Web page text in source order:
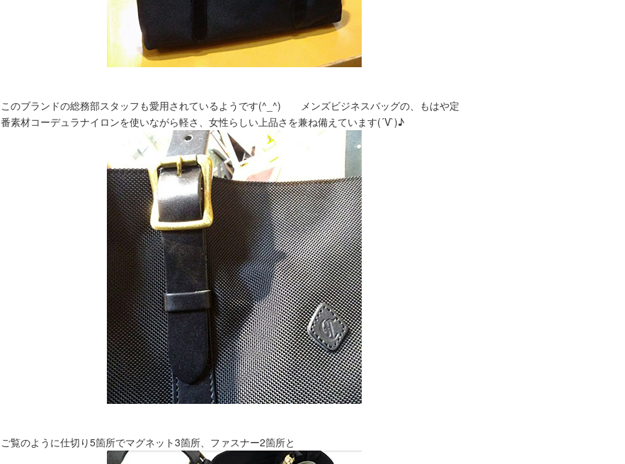
このブランドの総務部スタッフも愛用されているようです(^_^)ゞ メンズビジネスバッグの、もはや定
番素材コーデュラナイロンを使いながら軽さ、女性らしい上品さを兼ね備えています(´V`)♪
ご覧のように仕切り5箇所でマグネット3箇所、ファスナー2箇所と